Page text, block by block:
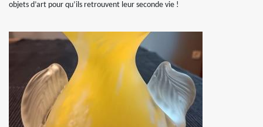
objets d’art pour qu’ils retrouvent leur seconde vie !